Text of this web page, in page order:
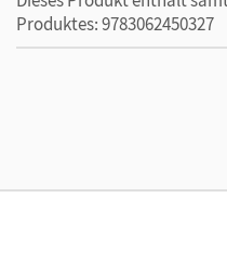
Produktes: 9783062450327
Unterrichtsmanagers